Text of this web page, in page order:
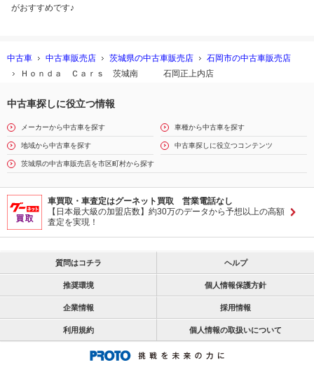
がおすすめです♪
中古車 中古車販売店 茨城県の中古車販売店
石岡市の中古車販売店
Ｈｏｎｄａ Ｃａｒｓ 茨城南 石岡正上内店
中古車探しに役立つ情報
メーカーから中古車を探す 車種から中古車を探す
地域から中古車を探す 中古車探しに役立つコンテンツ
茨城県の中古車販売店を市区町村から探す
車買取・車査定はグーネット買取 営業電話なし
【日本最大級の加盟店数】約30万のデータから予想以上の高額
査定を実現！
質問はコチラ ヘルプ
推奨環境 個人情報保護方針
企業情報 採用情報
利用規約 個人情報の取扱いについて